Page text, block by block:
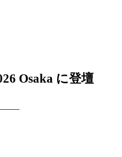
Osaka に登壇